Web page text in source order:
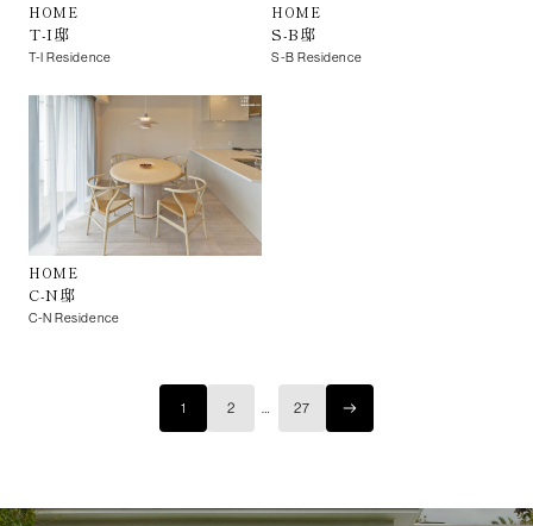
HOME
T-I邸
T-I Residence
HOME
S-B邸
S-B Residence
HOME
C-N邸
C-N Residence
1 2 … 27